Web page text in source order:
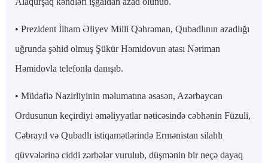
• Prezident İlham Əliyev Milli Qəhrəman, Qubadlının azadlığı
uğrunda şəhid olmuş Şükür Həmidovun atası Nəriman
Həmidovla telefonla danışıb.
• Müdafiə Nazirliyinin məlumatına əsasən, Azərbaycan
Ordusunun keçirdiyi əməliyyatlar nəticəsində cəbhənin Füzuli,
Cəbrayıl və Qubadlı istiqamətlərində Ermənistan silahlı
qüvvələrinə ciddi zərbələr vurulub, düşmənin bir neçə dayaq